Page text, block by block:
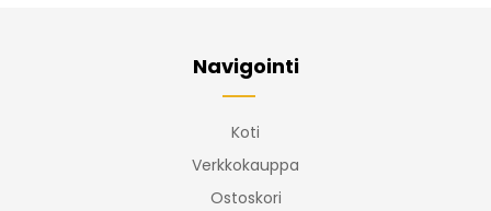
Navigointi
Koti
Verkkokauppa
Ostoskori